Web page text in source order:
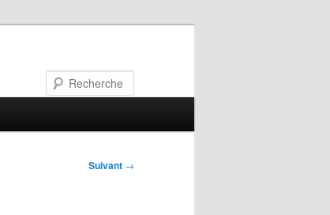
Suivant →